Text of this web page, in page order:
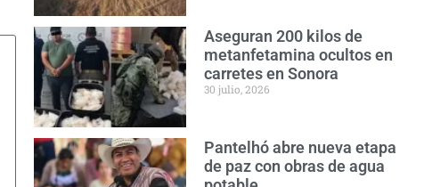
Aseguran 200 kilos de
metanfetamina ocultos en
carretes en Sonora
30 julio, 2026
Pantelhó abre nueva etapa
de paz con obras de agua